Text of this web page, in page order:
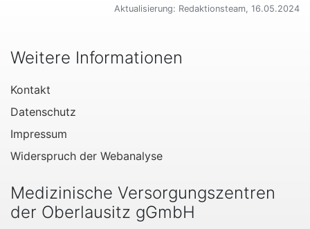
Aktualisierung: Redaktionsteam, 16.05.2024
Weitere Informationen
Kontakt
Datenschutz
Impressum
Widerspruch der Webanalyse
Medizinische Versorgungszentren
der Oberlausitz gGmbH